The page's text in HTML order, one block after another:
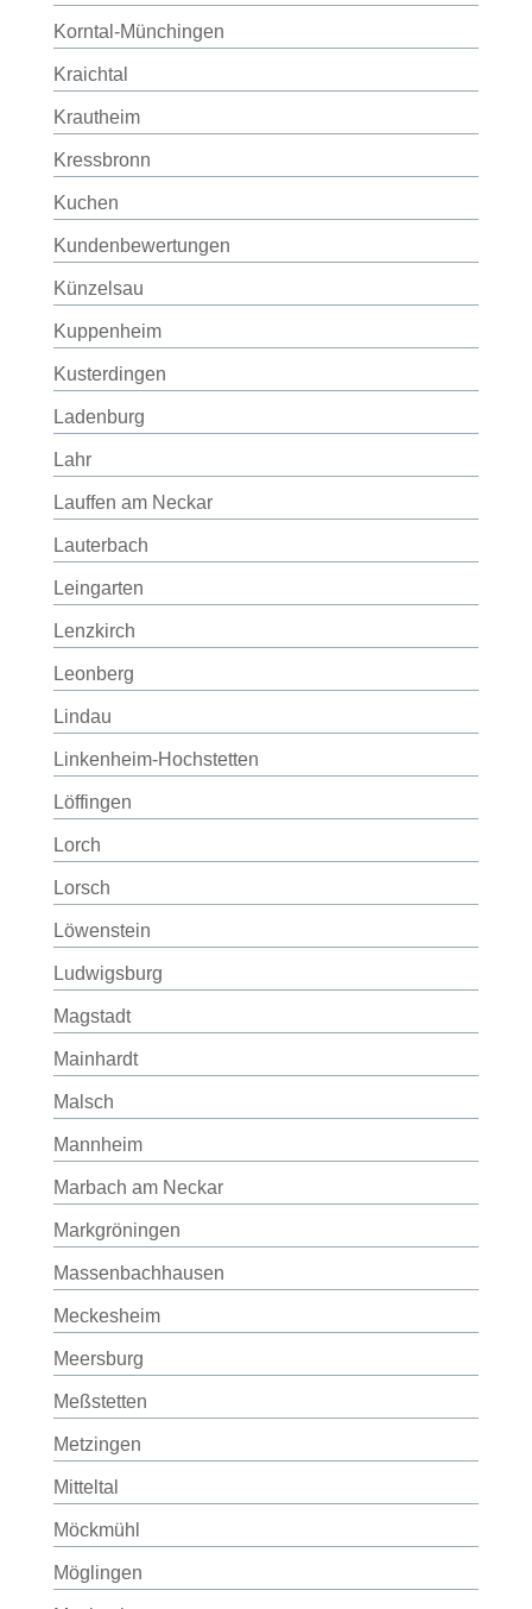
Korntal-Münchingen
Kraichtal
Krautheim
Kressbronn
Kuchen
Kundenbewertungen
Künzelsau
Kuppenheim
Kusterdingen
Ladenburg
Lahr
Lauffen am Neckar
Lauterbach
Leingarten
Lenzkirch
Leonberg
Lindau
Linkenheim-Hochstetten
Löffingen
Lorch
Lorsch
Löwenstein
Ludwigsburg
Magstadt
Mainhardt
Malsch
Mannheim
Marbach am Neckar
Markgröningen
Massenbachhausen
Meckesheim
Meersburg
Meßstetten
Metzingen
Mitteltal
Möckmühl
Möglingen